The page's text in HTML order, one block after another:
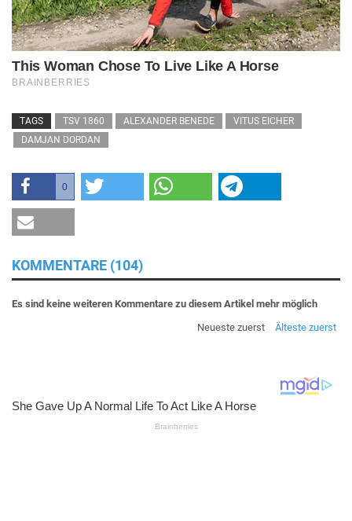
TAGS TSV 1860 ALEXANDER BENEDE
VITUS EICHER
DAMJAN DORDAN
0
KOMMENTARE (104)
Es sind keine weiteren Kommentare zu diesem Artikel mehr möglich
Neueste zuerst
Älteste zuerst